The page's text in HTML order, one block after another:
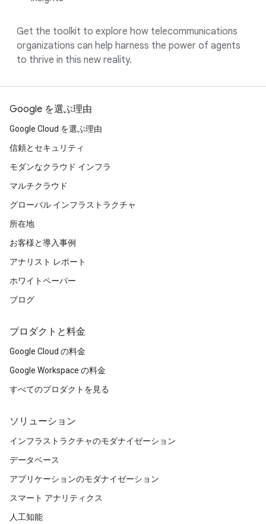
Get the toolkit to explore how telecommunications
organizations can help harness the power of agents
to thrive in this new reality.
Google を選ぶ理由
Google Cloud を選ぶ理由
信頼とセキュリティ
モダンなクラウド インフラ
マルチクラウド
グローバル インフラストラクチャ
所在地
お客様と導入事例
アナリスト レポート
ホワイトペーパー
ブログ
プロダクトと料金
Google Cloud の料金
Google Workspace の料金
すべてのプロダクトを見る
ソリューション
インフラストラクチャのモダナイゼーション
データベース
アプリケーションのモダナイゼーション
スマート アナリティクス
人工知能